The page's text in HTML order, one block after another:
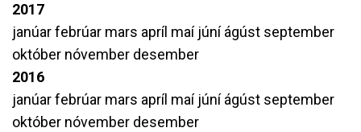
2017
janúarfebrúar mars apríl maí júníágúst september
október nóvember desember
2016
janúarfebrúar mars apríl maí júníágúst september
október nóvember desember